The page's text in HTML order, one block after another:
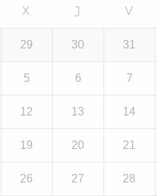
X J V
29 30 31
5 6 7
12 13 14
19 20 21
26 27 28